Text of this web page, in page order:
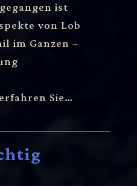
ist
von Lob
im Ganzen –
Sie…